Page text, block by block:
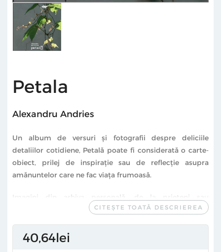
Petala
Alexandru Andries
Un album de versuri şi fotografii despre deliciile
detaliilor cotidiene, Petală poate fi considerată o carte-
obiect, prilej de inspiraţie sau de reflecţie asupra
amănuntelor care ne fac viaţa frumoasă.
Imagini din arhiva personală, de la prieteni sau
admiratori şi-au găsit locul într-un volum inedit de
mai recent disc semnat de Alexandru Andrieş, Petală.
CITEȘTE TOATĂ DESCRIEREA
40 64lei